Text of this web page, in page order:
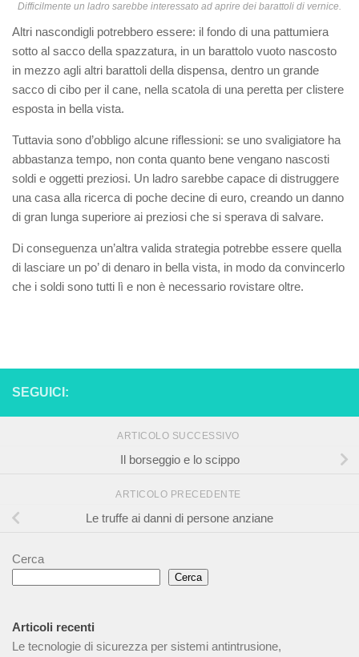
Difficilmente un ladro sarebbe interessato ad aprire dei barattoli di vernice.
Altri nascondigli potrebbero essere: il fondo di una pattumiera
sotto al sacco della spazzatura, in un barattolo vuoto nascosto
in mezzo agli altri barattoli della dispensa, dentro un grande
sacco di cibo per il cane, nella scatola di una peretta per clistere
esposta in bella vista.
Tuttavia sono d’obbligo alcune riflessioni: se uno svaligiatore ha
abbastanza tempo, non conta quanto bene vengano nascosti
soldi e oggetti preziosi. Un ladro sarebbe capace di distruggere
una casa alla ricerca di poche decine di euro, creando un danno
di gran lunga superiore ai preziosi che si sperava di salvare.
Di conseguenza un’altra valida strategia potrebbe essere quella
di lasciare un po’ di denaro in bella vista, in modo da convincerlo
che i soldi sono tutti lì e non è necessario rovistare oltre.
SEGUICI:
ARTICOLO SUCCESSIVO
Il borseggio e lo scippo
ARTICOLO PRECEDENTE
Le truffe ai danni di persone anziane
Cerca
Cerca
Articoli recenti
Le tecnologie di sicurezza per sistemi antintrusione,